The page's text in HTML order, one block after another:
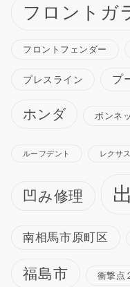
フロントガ
フロントフェンダー
プレスライン プ
ホンダ ボンネ
ルーフデント レクサス
凹み修理
南相馬市原町区
福島市 衝撃点